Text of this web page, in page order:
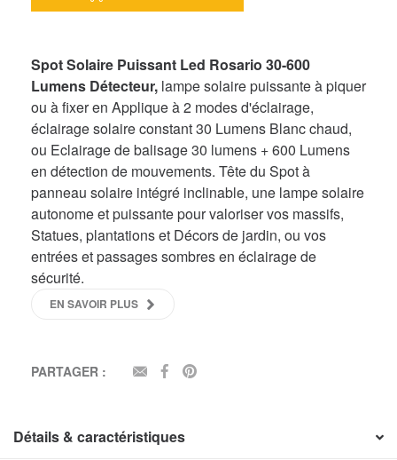
Spot Solaire Puissant Led Rosario 30-600
Lumens Détecteur, lampe solaire puissante à piquer
ou à fixer en Applique à 2 modes d'éclairage,
éclairage solaire constant 30 Lumens Blanc chaud,
ou Eclairage de balisage 30 lumens + 600 Lumens
en détection de mouvements. Tête du Spot à
panneau solaire intégré inclinable, une lampe solaire
autonome et puissante pour valoriser vos massifs,
Statues, plantations et Décors de jardin, ou vos
entrées et passages sombres en éclairage de
sécurité.
EN SAVOIR PLUS
PARTAGER : EMAILFACEBOOK
Détails & caractéristiques